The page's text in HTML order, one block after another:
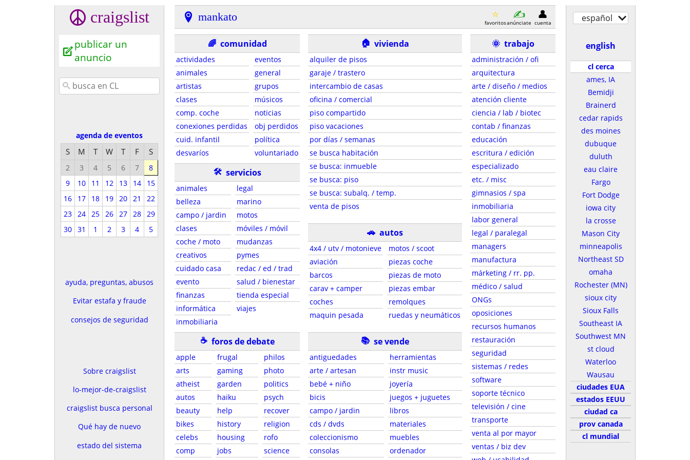
craigslist
publicar un
anuncio
agenda de eventos
S M T W T F S
2 3 4 5 6 7
8
9
10 11 12 13 14
15
16
17 18 19 20 21
22
23 24 25 26 27 28 29
30 31 1 2 3 4 5
ayuda, preguntas, abusos
Evitar estafa y fraude
consejos de seguridad
Sobre craigslist
lo-mejor-de-craigslist
craigslist busca personal
Qué hay de nuevo
estado del sistema
mankato favoritosanúnciate cuenta
🌈 comunidad
actividades
animales
artistas
clases
comp. coche
conexiones perdidas
cuid. infantil
desvaríos
eventos
general
grupos
músicos
noticias
obj perdidos
política
voluntariado
🛠 servicios
animales
belleza
campo / jardin
clases
coche / moto
creativos
cuidado casa
evento
finanzas
informática
inmobiliaria
legal
marino
motos
móviles / móvil
mudanzas
pymes
redac / ed / trad
salud / bienestar
tienda especial
viajes
☕ foros de debate
apple
arts
atheist
autos
beauty
bikes
celebs
comp
frugal
gaming
garden
haiku
help
history
housing
jobs
philos
photo
politics
psych
recover
religion
rofo
science
🏠 vivienda
alquiler de pisos
garaje / trastero
intercambio de casas
oficina / comercial
piso compartido
piso vacaciones
por días / semanas
se busca habitación
se busca: inmueble
se busca: piso
se busca: subalq. / temp.
venta de pisos
🚗 autos
4x4 / utv / motonieve
aviación
barcos
carav + camper
coches
maquin pesada
motos / scoot
piezas coche
piezas de moto
piezas embar
remolques
ruedas y neumáticos
📚 se vende
antiguedades
arte / artesan
bebé + niño
bicis
campo / jardin
cds / dvds
coleccionismo
consolas
herramientas
instr music
joyería
juegos + juguetes
libros
materiales
muebles
ordenador
🌞 trabajo
administración / ofi
arquitectura
arte / diseño / medios
atención cliente
ciencia / lab / biotec
contab / finanzas
educación
escritura / edición
especializado
etc. / misc
gimnasios / spa
inmobiliaria
labor general
legal / paralegal
managers
manufactura
márketing / rr. pp.
médico / salud
ONGs
oposiciones
recursos humanos
restauración
seguridad
sistemas / redes
software
soporte técnico
televisión / cine
transporte
venta al por mayor
ventas / biz dev
español
english
cl cerca
ames, IA
Bemidji
Brainerd
cedar rapids
des moines
dubuque
duluth
eau claire
Fargo
Fort Dodge
iowa city
la crosse
Mason City
minneapolis
Northeast SD
omaha
Rochester (MN)
sioux city
Sioux Falls
Southeast IA
Southwest MN
st cloud
Waterloo
Wausau
ciudades EUA
estados EEUU
ciudad ca
prov canada
cl mundial